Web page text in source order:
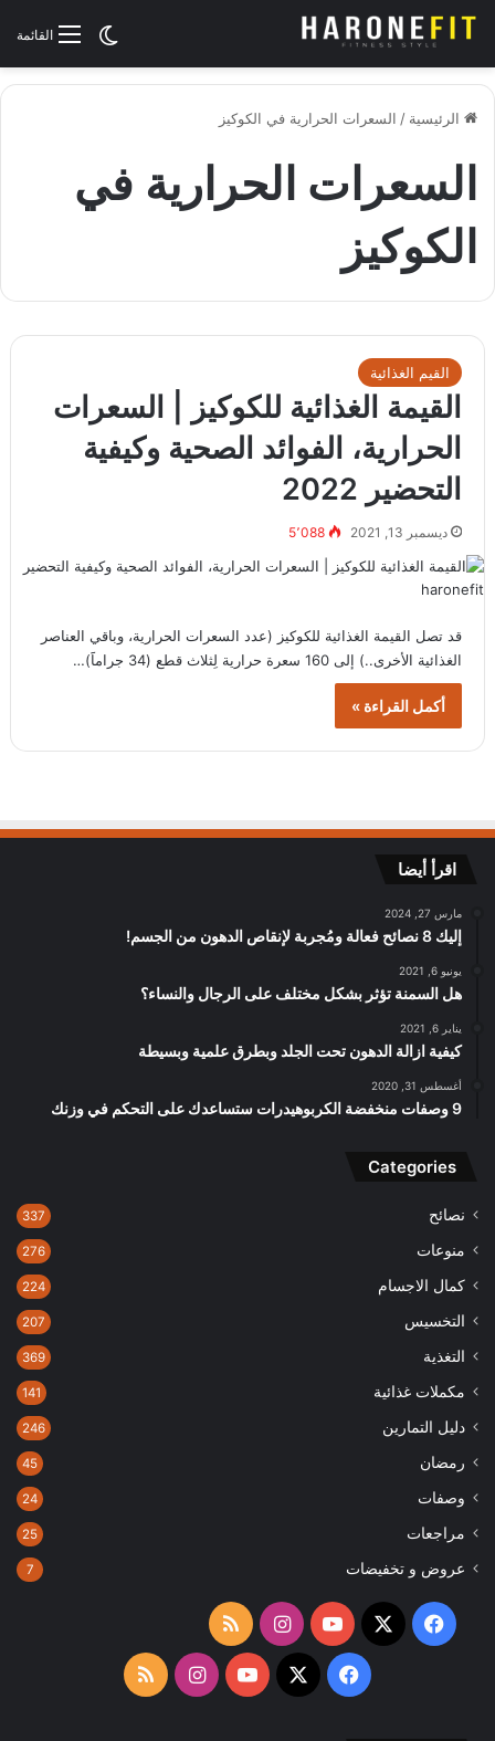
القائمةالوضع
الرئيسية / السعرات الحرارية في الكوكيز
السعرات الحرارية في
الكوكيز
القيم الغذائية
القيمة الغذائية للكوكيز | السعرات
الحرارية، الفوائد الصحية وكيفية
التحضير 2022
ديسمبر 13, 2021 5٬088
قد تصل القيمة الغذائية للكوكيز (عدد السعرات الحرارية، وباقي العناصر
الغذائية الأخرى..) إلى 160 سعرة حرارية لِثلاث قطع (34 جراماََ)…
أكمل القراءة »
اقرأ أيضا
مارس 27, 2024
إليك 8 نصائح فعالة ومُجربة لإنقاص الدهون من الجسم!
يونيو 6, 2021
هل السمنة تؤثر بشكل مختلف على الرجال والنساء؟
يناير 6, 2021
كيفية ازالة الدهون تحت الجلد وبطرق علمية وبسيطة
أغسطس 31, 2020
9 وصفات منخفضة الكربوهيدرات ستساعدك على التحكم في وزنك
Categories
نصائح 337
منوعات 276
كمال الاجسام 224
التخسيس 207
التغذية 369
مكملات غذائية 141
دليل التمارين 246
رمضان 45
وصفات 24
مراجعات 25
عروض و تخفيضات 7
فيسبوك
‫X
‫YouTubeانستقرامملخص
الموقع
فيسبوك
‫X
‫YouTubeانستقرامملخص